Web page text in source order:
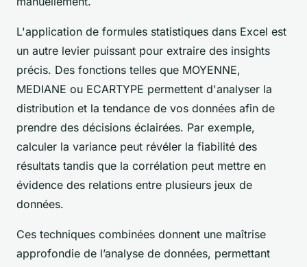
L'application de formules statistiques dans Excel est
un autre levier puissant pour extraire des insights
précis. Des fonctions telles que MOYENNE,
MEDIANE ou ECARTYPE permettent d'analyser la
distribution et la tendance de vos données afin de
prendre des décisions éclairées. Par exemple,
calculer la variance peut révéler la fiabilité des
résultats tandis que la corrélation peut mettre en
évidence des relations entre plusieurs jeux de
données.
Ces techniques combinées donnent une maîtrise
approfondie de l’analyse de données, permettant